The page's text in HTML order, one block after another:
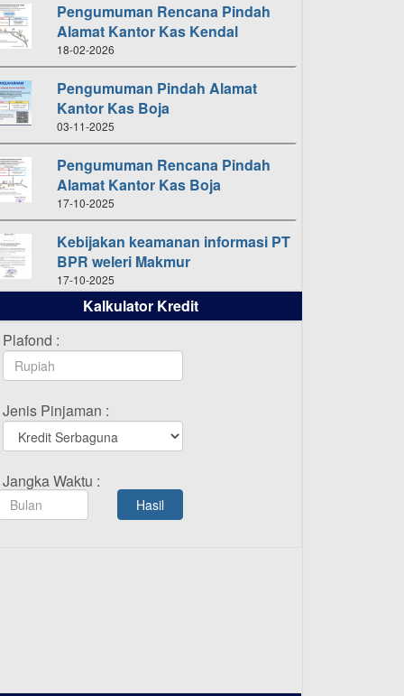
L
Pengumuman Rencana Pindah
Alamat Kantor Kas Kendal
18-02-2026
Pengumuman Pindah Alamat
Kantor Kas Boja
03-11-2025
Pengumuman Rencana Pindah
Alamat Kantor Kas Boja
17-10-2025
Kebijakan keamanan informasi PT
BPR weleri Makmur
17-10-2025
Daftar Pemenang Undian
TAMASHA Bulan Oktober 2025
16-10-2025
TAMASHA Bulan September 2025
20-09-2025
Daftar Pemenang Undian
TAMASHA Bulan Agustus 2025
Kalkulator Kredit
Plafond :
Jenis Pinjaman :
Jangka Waktu :
Hasil